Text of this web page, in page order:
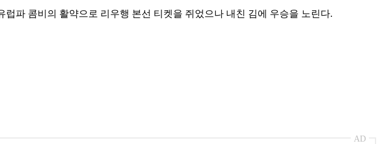
파 콤비의 활약으로 리우행 본선 티켓을 쥐었으나 내친 김에 우승을 노린다.
AD